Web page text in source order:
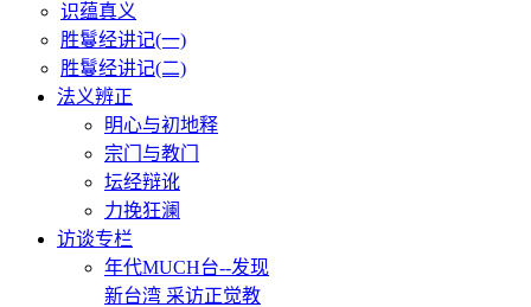
识蕴真义
胜鬘经讲记(一)
胜鬘经讲记(二)
法义辨正
明心与初地释
宗门与教门
坛经辩讹
力挽狂澜
访谈专栏
年代MUCH台--发现
新台湾 采访正觉教